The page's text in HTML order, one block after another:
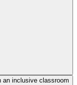
inclusive classroom?